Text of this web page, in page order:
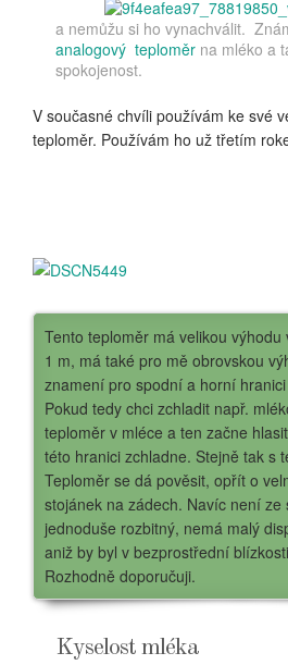
a nemůžu si ho vynachválit.
analogový teploměr na mléko a
spokojenost.
V současné chvíli používám ke své
teploměr. Používám ho už třetím
Tento teploměr má velikou
1 m, má také pro mě obrovskou
znamení pro spodní a horní
Pokud tedy chci zchladit např.
teploměr v mléce a ten začne
této hranici zchladne. Stejně tak s
Teploměr se dá pověsit, opřít o
stojánek na zádech. Navíc není
jednoduše rozbitný, nemá malý
aniž by byl v bezprostřední
Rozhodně doporučuji.
Kyselost mléka